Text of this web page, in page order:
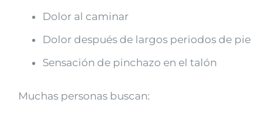
Dolor al caminar
Dolor después de largos periodos de pie
Sensación de pinchazo en el talón
Muchas personas buscan: